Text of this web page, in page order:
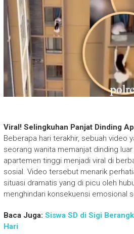
Viral! Selingkuhan Panjat Dinding
Beberapa hari terakhir, sebuah video
seorang wanita memanjat dinding
apartemen tinggi menjadi viral di
sosial. Video tersebut menarik
situasi dramatis yang di picu oleh
menghindari konsekuensi emosional
Baca Juga: Siswa SD di Sigi
Hari